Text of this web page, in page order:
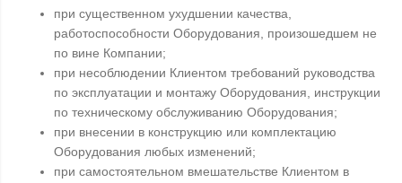
при существенном ухудшении качества,
работоспособности Оборудования, произошедшем не
по вине Компании;
при несоблюдении Клиентом требований руководства
по эксплуатации и монтажу Оборудования, инструкции
по техническому обслуживанию Оборудования;
при внесении в конструкцию или комплектацию
Оборудования любых изменений;
при самостоятельном вмешательстве Клиентом в